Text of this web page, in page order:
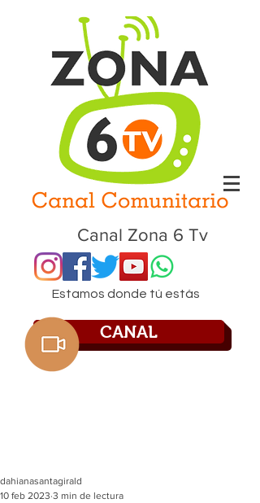
Canal Zona 6 Tv
Estamos donde tú estás
CANAL
dahianasantagirald
10 feb 2023 3 min de lectura